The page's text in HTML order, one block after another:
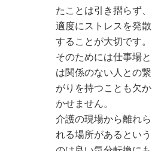
たことは引き摺らず、
適度にストレスを発散
することが大切です。
そのためには仕事場と
は関係のない人との繋
がりを持つことも欠か
かせません。
介護の現場から離れら
れる場所があるという